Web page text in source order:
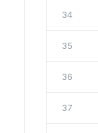
34
35
36
37